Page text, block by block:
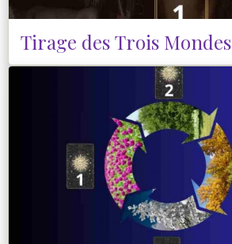
Tirage des Trois Mondes